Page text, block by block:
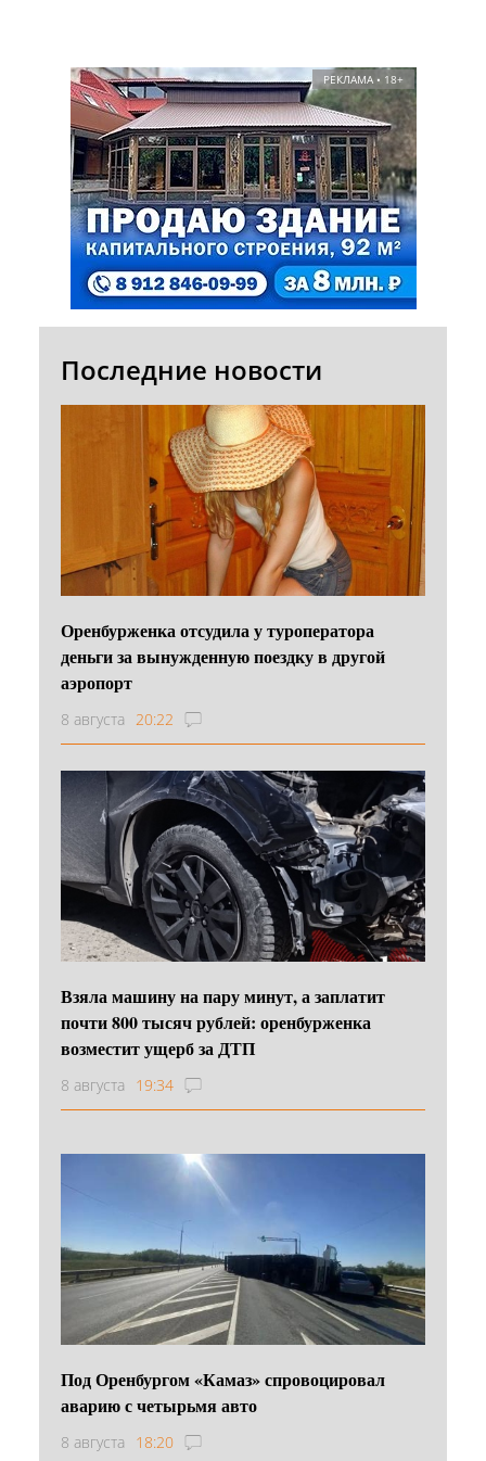
РЕКЛАМА • 18+
Последние новости
Оренбурженка отсудила у туроператора
деньги за вынужденную поездку в другой
аэропорт
8 августа 20:22
Взяла машину на пару минут, а заплатит
почти 800 тысяч рублей: оренбурженка
возместит ущерб за ДТП
8 августа 19:34
Под Оренбургом «Камаз» спровоцировал
аварию с четырьмя авто
8 августа 18:20